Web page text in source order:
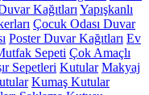
Kağıtları Yapışkanlı
Çocuk Odası Duvar
Poster Duvar Kağıtları Ev
Sepeti Çok Amaçlı
Sepetleri Kutular Makyaj
Kumaş Kutular